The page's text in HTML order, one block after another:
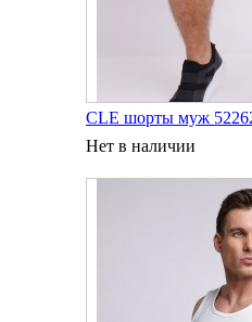
CLE шорты муж
Нет в наличии